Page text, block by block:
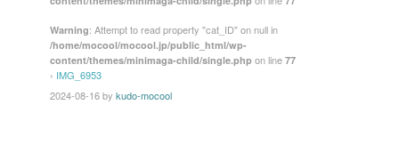
Warning: Attempt to read property "cat_ID" on null in
/home/mocool/mocool.jp/public_html/wp-
content/themes/minimaga-child/single.php on line 77
› IMG_6953
2024-08-16by kudo-mocool